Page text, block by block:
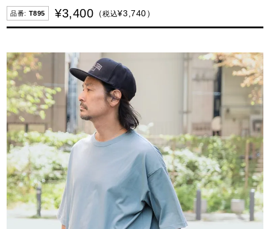
T895 ¥3,400 ¥3,740
税込